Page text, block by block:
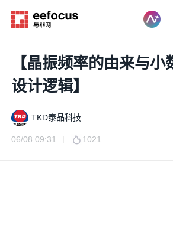
【晶振频率的由来与
设计逻辑】
TKD泰晶科技
06/08 09:31 1021